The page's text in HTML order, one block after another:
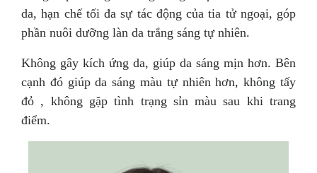
da, hạn chế tối đa sự tác động của tia tử ngoại, góp
phần nuôi dưỡng làn da trắng sáng tự nhiên.
Không gây kích ứng da, giúp da sáng mịn hơn. Bên
cạnh đó giúp da sáng màu tự nhiên hơn, không tấy
đỏ , không gặp tình trạng sỉn màu sau khi trang
điểm.